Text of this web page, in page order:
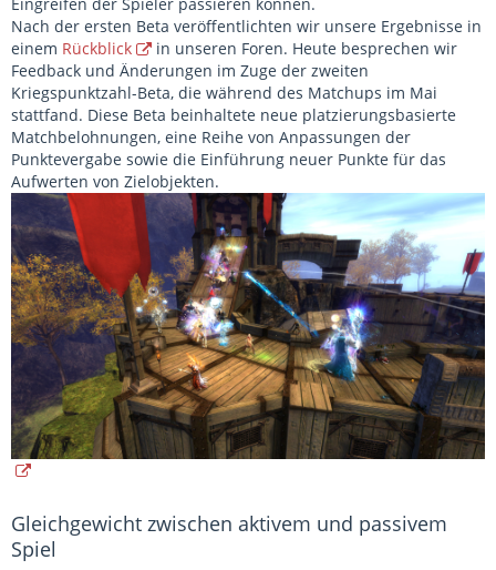
Nach der ersten Beta veröffentlichten wir unsere Ergebnisse in
einem Rückblick
in unseren Foren. Heute besprechen wir
Feedback und Änderungen im Zuge der zweiten
Kriegspunktzahl-Beta, die während des Matchups im Mai
stattfand. Diese Beta beinhaltete neue platzierungsbasierte
Matchbelohnungen, eine Reihe von Anpassungen der
Punktevergabe sowie die Einführung neuer Punkte für das
Aufwerten von Zielobjekten.
Gleichgewicht zwischen aktivem und passivem
Spiel